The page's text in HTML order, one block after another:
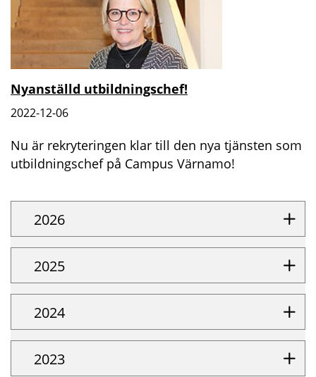
Nyanställd utbildningschef!
2022-12-06
Nu är rekryteringen klar till den nya tjänsten som
utbildningschef på Campus Värnamo!
2026
2025
2024
2023